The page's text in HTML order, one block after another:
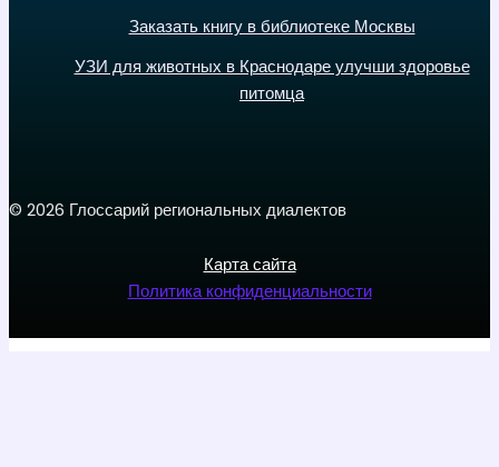
Заказать книгу в библиотеке Москвы
УЗИ для животных в Краснодаре улучши здоровье
питомца
© 2026 Глоссарий региональных диалектов
Карта сайта
Политика конфиденциальности